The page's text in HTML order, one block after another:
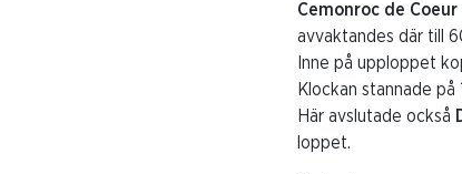
Cemonroc de Coeur
avvaktandes där till
Inne på upploppet
Klockan stannade på
Här avslutade också
loppet.